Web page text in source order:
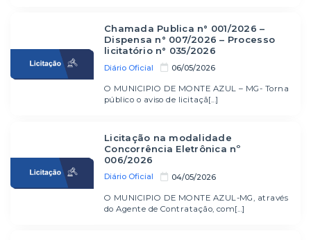
Diário Oficial 06/05/2026
Chamada Publica n° 001/2026 –
Dispensa n° 007/2026 – Processo
licitatório n° 035/2026
O MUNICIPIO DE MONTE AZUL – MG- Torna
público o aviso de licitaçã[...]
Diário Oficial 04/05/2026
Licitação na modalidade
Concorrência Eletrônica nº
006/2026
O MUNICIPIO DE MONTE AZUL-MG, através
do Agente de Contratação, com[...]